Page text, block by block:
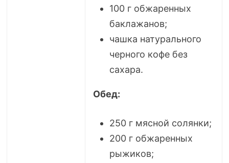
100 г обжаренных
баклажанов;
чашка натурального
черного кофе без
сахара.
Обед:
250 г мясной солянки;
200 г обжаренных
рыжиков;